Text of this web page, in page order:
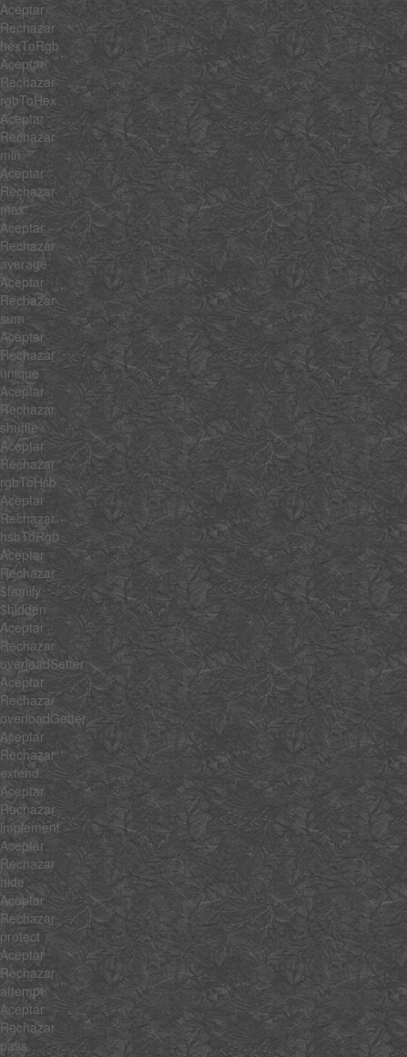
Aceptar
Rechazar
hexToRgb
Aceptar
Rechazar
rgbToHex
Aceptar
Rechazar
min
Aceptar
Rechazar
max
Aceptar
Rechazar
average
Aceptar
Rechazar
sum
Aceptar
Rechazar
unique
Aceptar
Rechazar
shuffle
Aceptar
Rechazar
rgbToHsb
Aceptar
Rechazar
hsbToRgb
Aceptar
Rechazar
$family
$hidden
Aceptar
Rechazar
overloadSetter
Aceptar
Rechazar
overloadGetter
Aceptar
Rechazar
extend
Aceptar
Rechazar
implement
Aceptar
Rechazar
hide
Aceptar
Rechazar
protect
Aceptar
Rechazar
attempt
Aceptar
Rechazar
pass